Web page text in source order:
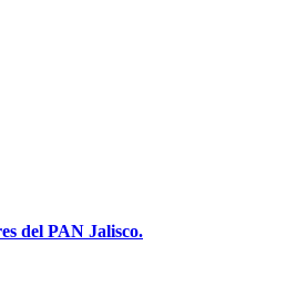
del PAN Jalisco.